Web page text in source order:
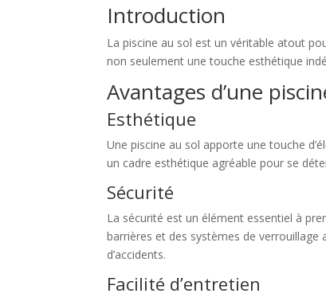
Introduction
La piscine au sol est un véritable atout
non seulement une touche esthétique
Avantages d’une
Esthétique
Une piscine au sol apporte une touche
un cadre esthétique agréable pour se
Sécurité
La sécurité est un élément essentiel à
barrières et des systèmes de verrouillage
d’accidents.
Facilité d’entretien